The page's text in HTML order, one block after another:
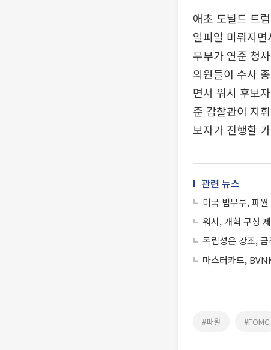
애초 도널드 트
일피일 미뤄지
무부가 연준 청
의원들이 수사
면서 워시 후보
준 감찰관이 지
보자가 진행할
관련 뉴스
미국 법무부, 파
워시, 개혁 구상
독립성은 강조,
마스터카드,
#파월 #FOMC